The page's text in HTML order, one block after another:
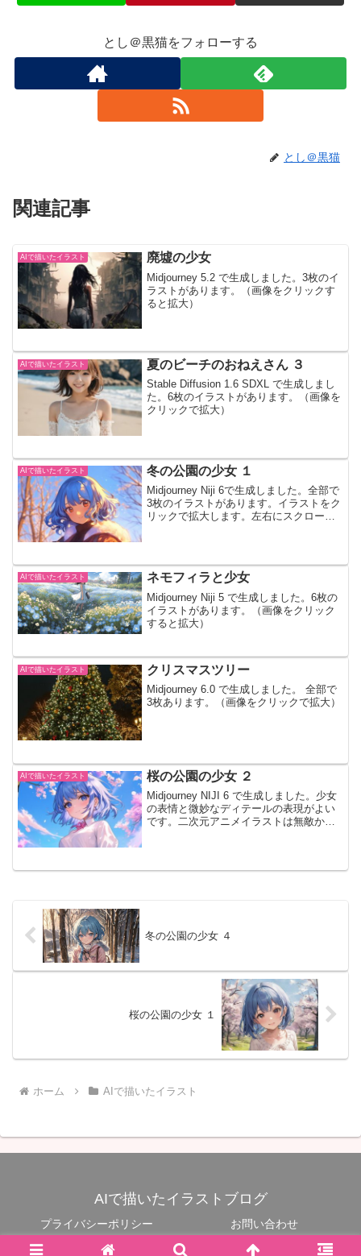
とし＠黒猫をフォローする
とし＠黒猫
関連記事
AIで描いたイラスト 廃墟の少女
Midjourney 5.2 で生成しました。3枚のイ
ラストがあります。（画像をクリックす
ると拡大）
AIで描いたイラスト 夏のビーチのおねえさん ３
Stable Diffusion 1.6 SDXL で生成しまし
た。6枚のイラストがあります。（画像を
クリックで拡大）
AIで描いたイラスト 冬の公園の少女 １
Midjourney Niji 6で生成しました。全部で
3枚のイラストがあります。イラストをク
リックで拡大します。左右にスクロール
AIで描いたイラスト ネモフィラと少女
Midjourney Niji 5 で生成しました。6枚の
イラストがあります。（画像をクリック
すると拡大）
AIで描いたイラスト クリスマスツリー
Midjourney 6.0 で生成しました。 全部で
3枚あります。（画像をクリックで拡大）
AIで描いたイラスト 桜の公園の少女 ２
Midjourney NIJI 6 で生成しました。少女
の表情と微妙なディテールの表現がよい
です。二次元アニメイラストは無敵かと
冬の公園の少女 ４
桜の公園の少女 １
ホーム AIで描いたイラスト
AIで描いたイラストブログ
プライバシーポリシー お問い合わせ
Copyright © 2023-2026 Motosoft All Rights Reserved.